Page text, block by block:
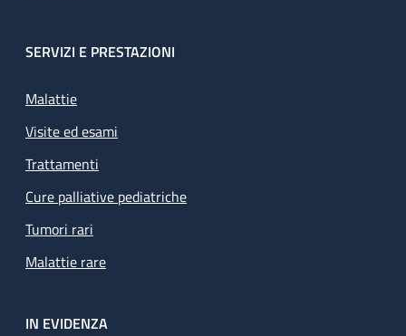
SERVIZI E PRESTAZIONI
Malattie
Visite ed esami
Trattamenti
Cure palliative pediatriche
Tumori rari
Malattie rare
IN EVIDENZA